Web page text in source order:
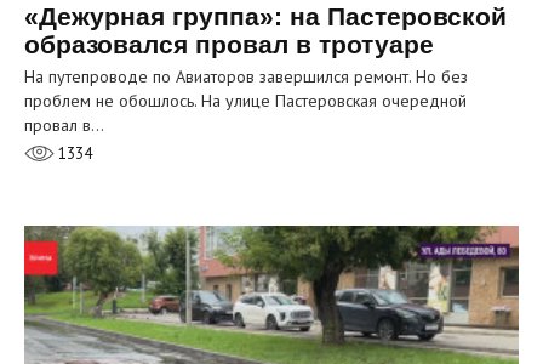
«Дежурная группа»: на Пастеровской
образовался провал в тротуаре
На путепроводе по Авиаторов завершился ремонт. Но без
проблем не обошлось. На улице Пастеровская очередной
провал в…
1334